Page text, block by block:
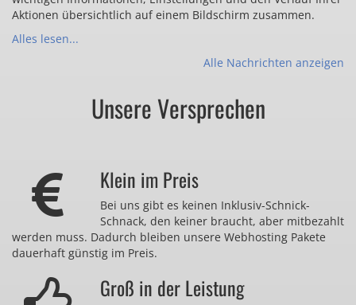
Aktionen übersichtlich auf einem Bildschirm zusammen.
Alles lesen...
Alle Nachrichten anzeigen
Unsere Versprechen
Klein im Preis
Bei uns gibt es keinen Inklusiv-Schnick-
Schnack, den keiner braucht, aber mitbezahlt
werden muss. Dadurch bleiben unsere Webhosting Pakete
dauerhaft günstig im Preis.
Groß in der Leistung